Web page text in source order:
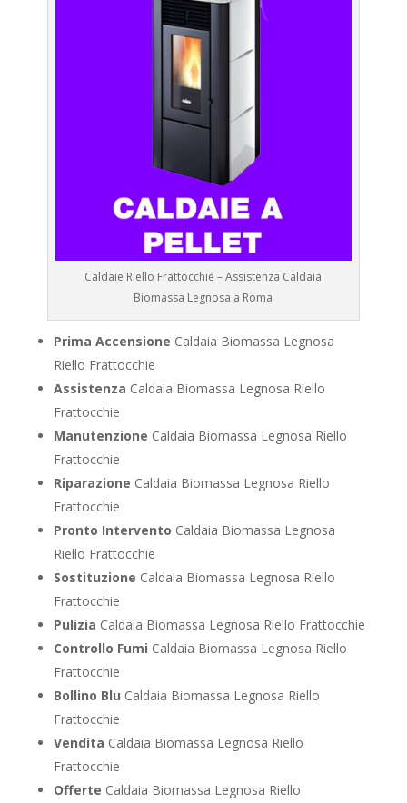
Caldaie Riello Frattocchie – Assistenza Caldaia
Biomassa Legnosa a Roma
Prima Accensione Caldaia Biomassa Legnosa
Riello Frattocchie
Assistenza Caldaia Biomassa Legnosa Riello
Frattocchie
Manutenzione Caldaia Biomassa Legnosa Riello
Frattocchie
Riparazione Caldaia Biomassa Legnosa Riello
Frattocchie
Pronto Intervento Caldaia Biomassa Legnosa
Riello Frattocchie
Sostituzione Caldaia Biomassa Legnosa Riello
Frattocchie
Pulizia Caldaia Biomassa Legnosa Riello Frattocchie
Controllo Fumi Caldaia Biomassa Legnosa Riello
Frattocchie
Bollino Blu Caldaia Biomassa Legnosa Riello
Frattocchie
Vendita Caldaia Biomassa Legnosa Riello
Frattocchie
Offerte Caldaia Biomassa Legnosa Riello